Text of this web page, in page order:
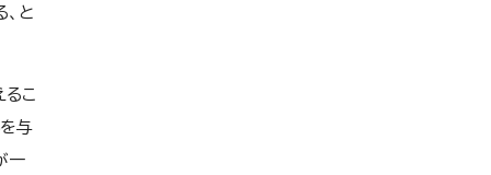
と
るこ
与
一